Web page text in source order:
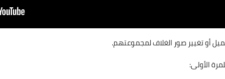
أو تغيير صور الغلاف لمجموعتهم.
الأولى: